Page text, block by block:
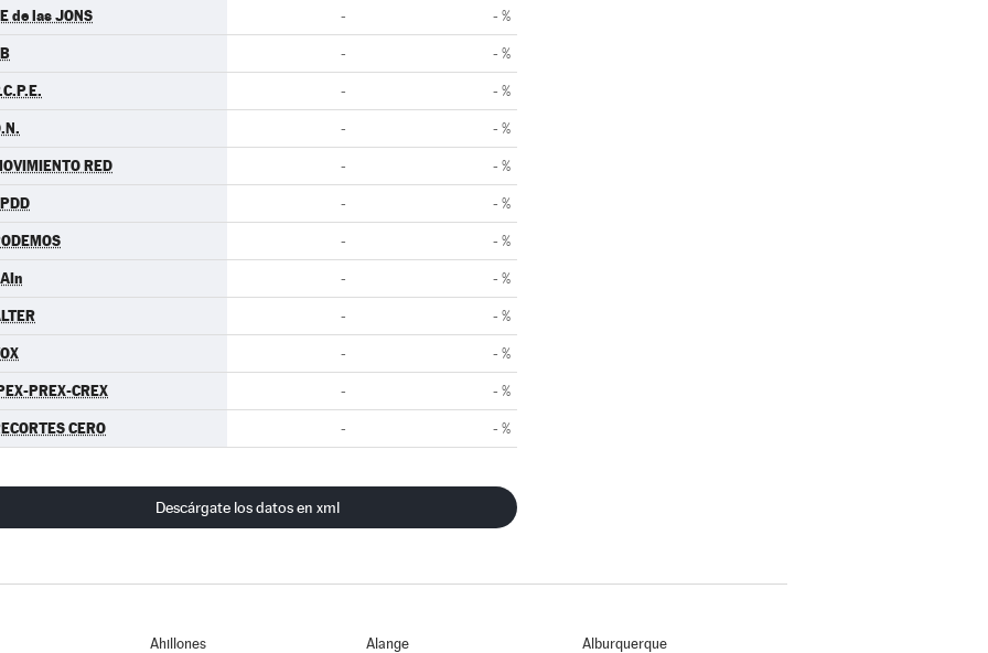
de las JONS - - %
- - %
- - %
- - %
RED - - %
- - %
- - %
- - %
- - %
- - %
PREX-CREX - - %
CERO - - %
Descárgate los datos en xml
Ahillones Alange Alburquerque